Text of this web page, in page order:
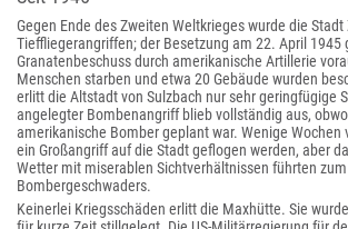
Gegen Ende des Zweiten Weltkrieges wurde die Stadt
Tieffliegerangriffen; der Besetzung am 22. April 1945
Granatenbeschuss durch amerikanische Artillerie
Menschen starben und etwa 20 Gebäude wurden
erlitt die Altstadt von Sulzbach nur sehr geringfügige
angelegter Bombenangriff blieb vollständig aus,
amerikanische Bomber geplant war. Wenige Wochen
ein Großangriff auf die Stadt geflogen werden, aber
Wetter mit miserablen Sichtverhältnissen führten
Bombergeschwaders.
Keinerlei Kriegsschäden erlitt die Maxhütte. Sie